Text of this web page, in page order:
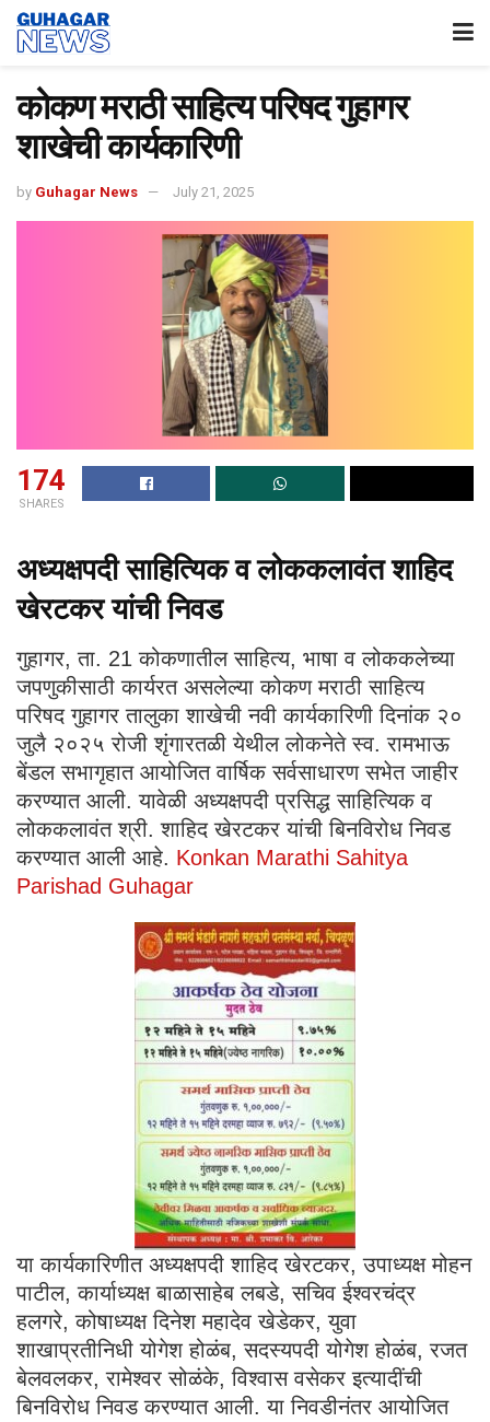
कोकण मराठी साहित्य परिषद गुहागर
शाखेची कार्यकारिणी
by Guhagar News July 21, 2025
174
SHARES
अध्यक्षपदी साहित्यिक व लोककलावंत शाहिद
खेरटकर यांची निवड
गुहागर, ता. 21 कोकणातील साहित्य, भाषा व लोककलेच्या
जपणुकीसाठी कार्यरत असलेल्या कोकण मराठी साहित्य
परिषद गुहागर तालुका शाखेची नवी कार्यकारिणी दिनांक २०
जुलै २०२५ रोजी शृंगारतळी येथील लोकनेते स्व. रामभाऊ
बेंडल सभागृहात आयोजित वार्षिक सर्वसाधारण सभेत जाहीर
करण्यात आली. यावेळी अध्यक्षपदी प्रसिद्ध साहित्यिक व
लोककलावंत श्री. शाहिद खेरटकर यांची बिनविरोध निवड
करण्यात आली आहे. Konkan Marathi Sahitya
Parishad Guhagar
या कार्यकारिणीत अध्यक्षपदी शाहिद खेरटकर, उपाध्यक्ष मोहन
पाटील, कार्याध्यक्ष बाळासाहेब लबडे, सचिव ईश्वरचंद्र
हलगरे, कोषाध्यक्ष दिनेश महादेव खेडेकर, युवा
शाखाप्रतीनिधी योगेश होळंब, सदस्यपदी योगेश होळंब, रजत
बेलवलकर, रामेश्वर सोळंके, विश्वास वसेकर इत्यादींची
बिनविरोध निवड करण्यात आली. या निवडीनंतर आयोजित